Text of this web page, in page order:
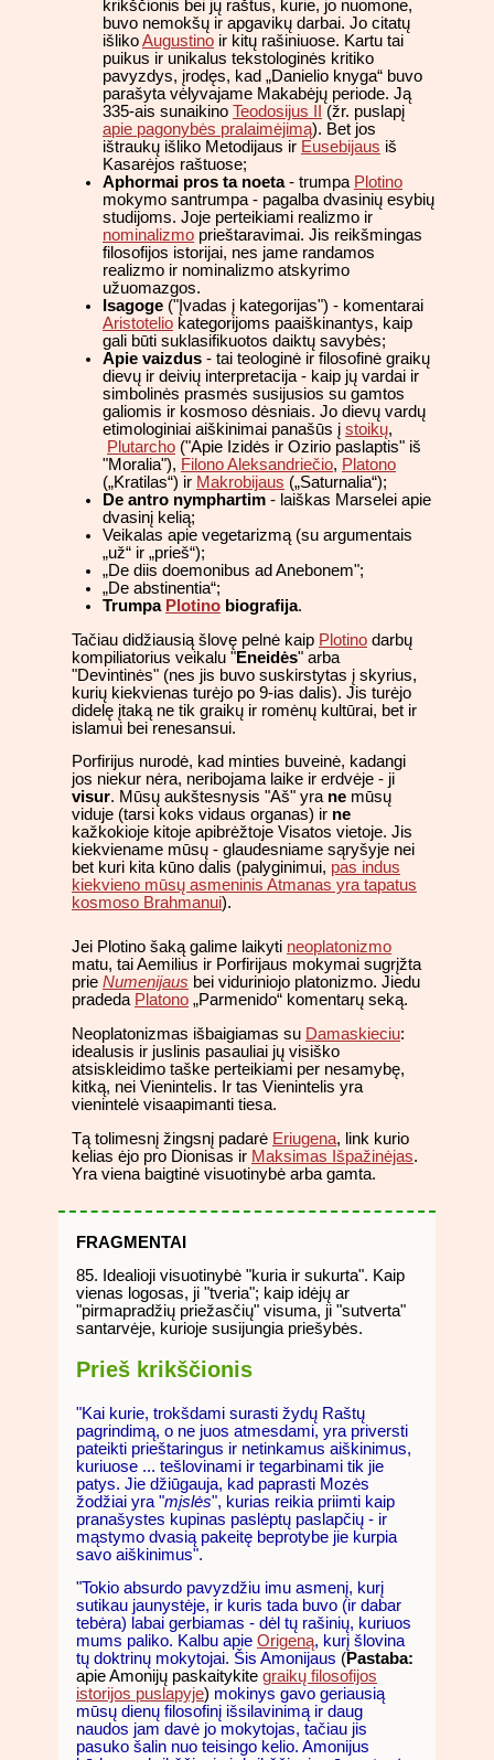
krikščionis bei jų raštus, kurie, jo nuomone,
buvo nemokšų ir apgavikų darbai. Jo citatų
išlikoAugustino ir kitų rašiniuose. Kartu tai
puikus ir unikalus tekstologinės kritiko
pavyzdys, įrodęs, kad „Danielio knyga“ buvo
parašyta vėlyvajame Makabėjų periode. Ją
335-ais sunaikino Teodosijus II
(žr. puslapį
apie pagonybės pralaimėjimą). Bet jos
ištraukų išliko Metodijaus ir Eusebijaus iš
Kasarėjos raštuose;
Aphormai pros ta noeta- trumpa Plotino
mokymo santrumpa - pagalba dvasinių esybių
studijoms. Joje perteikiami realizmo ir
nominalizmo prieštaravimai. Jis reikšmingas
filosofijos istorijai, nes jame randamos
realizmo ir nominalizmo atskyrimo
užuomazgos.
Isagoge ("Įvadas į kategorijas") - komentarai
Aristotelio kategorijoms paaiškinantys, kaip
gali būti suklasifikuotos daiktų savybės;
Apie vaizdus - tai teologinė ir filosofinė graikų
dievų ir deivių interpretacija - kaip jų vardai ir
simbolinės prasmės susijusios su gamtos
galiomis ir kosmoso dėsniais. Jo dievų vardų
etimologiniai aiškinimai panašūs į stoikų,
Plutarcho ("Apie Izidės ir Ozirio paslaptis" iš
"Moralia"), Filono Aleksandriečio, Platono
(„Kratilas“) ir Makrobijaus („Saturnalia“);
De antro nymphartim - laiškas Marselei apie
dvasinį kelią;
Veikalas apie vegetarizmą (su argumentais
„už“ ir „prieš“);
„De diis doemonibus ad Anebonem";
„De abstinentia“;
Trumpa Plotino biografija.
Tačiau didžiausią šlovę pelnė kaip Plotino darbų
kompiliatorius veikalu "Eneidės" arba
"Devintinės" (nes jis buvo suskirstytas į skyrius,
kurių kiekvienas turėjo po 9-ias dalis). Jis turėjo
didelę įtaką ne tik graikų ir romėnų kultūrai, bet ir
islamui bei renesansui.
Porfirijus nurodė, kad minties buveinė, kadangi
jos niekur nėra, neribojama laike ir erdvėje - ji
visur. Mūsų aukštesnysis "Aš" yra ne mūsų
viduje (tarsi koks vidaus organas) ir ne
kažkokioje kitoje apibrėžtoje Visatos vietoje. Jis
kiekviename mūsų - glaudesniame sąryšyje nei
bet kuri kita kūno dalis (palyginimui, pas indus
kiekvieno mūsų asmeninis Atmanas yra tapatus
kosmoso Brahmanui).
Jei Plotino šaką galime laikyti neoplatonizmo
matu, tai Aemilius ir Porfirijaus mokymai sugrįžta
prie Numenijaus bei viduriniojo platonizmo. Jiedu
pradeda Platono „Parmenido“ komentarų seką.
Neoplatonizmas išbaigiamas su Damaskieciu:
idealusis ir juslinis pasauliai jų visiško
atsiskleidimo taške perteikiami per nesamybę,
kitką, nei Vienintelis. Ir tas Vienintelis yra
vienintelė visaapimanti tiesa.
Tą tolimesnį žingsnį padarė Eriugena, link kurio
kelias ėjo pro Dionisas ir Maksimas Išpažinėjas.
Yra viena baigtinė visuotinybė arba gamta.
FRAGMENTAI
85. Idealioji visuotinybė "kuria ir sukurta". Kaip
vienas logosas, ji "tveria"; kaip idėjų ar
"pirmapradžių priežasčių" visuma, ji "sutverta"
santarvėje, kurioje susijungia priešybės.
Prieš krikščionis
"Kai kurie, trokšdami surasti žydų Raštų
pagrindimą, o ne juos atmesdami, yra priversti
pateikti prieštaringus ir netinkamus aiškinimus,
kuriuose ... tešlovinami ir tegarbinami tik jie
patys. Jie džiūgauja, kad paprasti Mozės
žodžiai yra "mįslės", kurias reikia priimti kaip
pranašystes kupinas paslėptų paslapčių - ir
mąstymo dvasią pakeitę beprotybe jie kurpia
savo aiškinimus".
"Tokio absurdo pavyzdžiu imu asmenį, kurį
sutikau jaunystėje, ir kuris tada buvo (ir dabar
tebėra) labai gerbiamas - dėl tų rašinių, kuriuos
mums paliko. Kalbu apie Origeną, kurį šlovina
tų doktrinų mokytojai. Šis Amonijaus (Pastaba:
apie Amonijų paskaitykite graikų filosofijos
istorijos puslapyje) mokinys gavo geriausią
mūsų dienų filosofinį išsilavinimą ir daug
naudos jam davė jo mokytojas, tačiau jis
pasuko šalin nuo teisingo kelio. Amonijus